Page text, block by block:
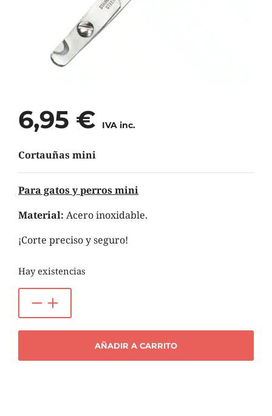
6,95 € IVA inc.
Cortauñas mini
Para gatos y perros mini
Material: Acero inoxidable.
¡Corte preciso y seguro!
Hay existencias
AÑADIR A CARRITO